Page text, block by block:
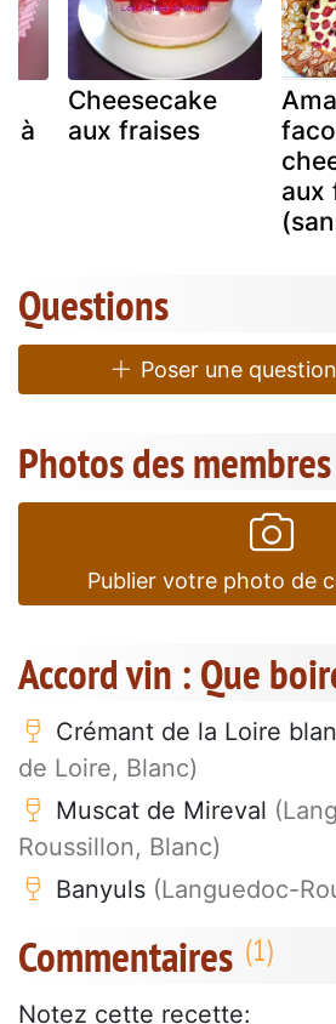
à
Cheesecake
aux fraises
aux
Questions
Poser une
Photos des membres
Publier votre photo de
Accord vin : Que
Crémant de la Loire
de Loire, Blanc)
Muscat de Mireval
Roussillon, Blanc)
Banyuls (Languedoc-
Commentaires
Notez cette recette: